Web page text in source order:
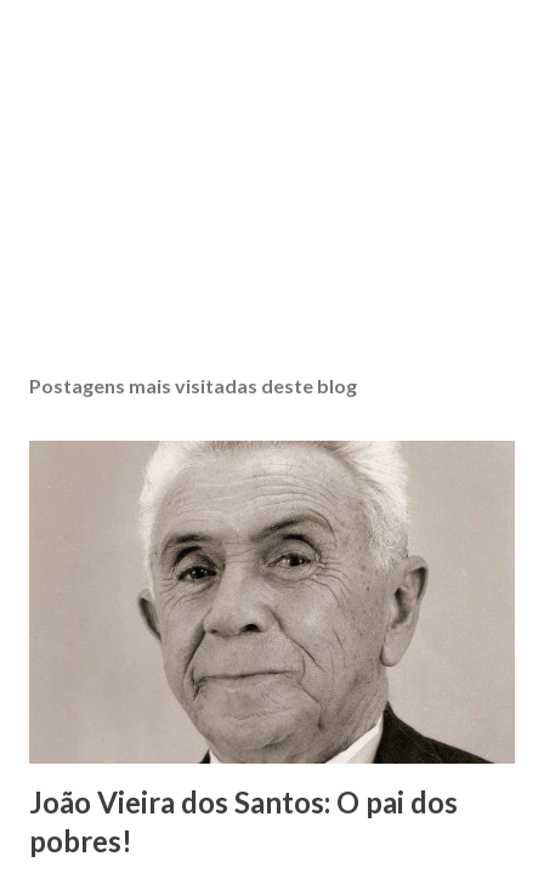
Postagens mais visitadas deste blog
João Vieira dos Santos: O pai dos
pobres!